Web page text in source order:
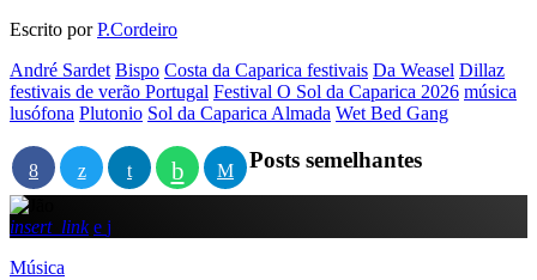
Escrito porP.Cordeiro
André Sardet Bispo Costa da Caparica festivais Da Weasel Dillaz
festivais de verão Portugal Festival O Sol da Caparica 2026 música
lusófona Plutonio Sol da Caparica Almada Wet Bed Gang
Posts semelhantes
insert_link
Música